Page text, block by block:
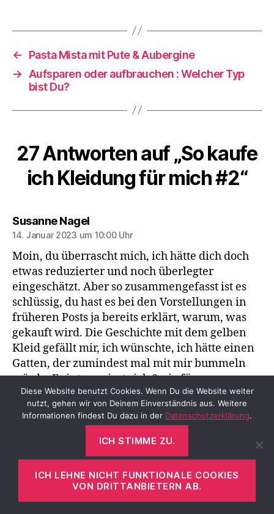
←
Pasta Mista mit Pute & Aubergine
→
Aufsparen oder aufbrauchen : Welcher Typ
bist Du?
27 Antworten auf „So kaufe
ich Kleidung für mich #2“
Susanne Nagelsagt:
14. Januar 2023 um 10:00 Uhr
Moin, du überrascht mich, ich hätte dich doch
etwas reduzierter und noch überlegter
eingeschätzt. Aber so zusammengefasst ist es
schlüssig, du hast es bei den Vorstellungen in
früheren Posts ja bereits erklärt, warum, was
gekauft wird. Die Geschichte mit dem gelben
Kleid gefällt mir, ich wünschte, ich hätte einen
Gatten, der zumindest mal mit mir bummeln
würde. Er interessiert sich 0,nix für
Shoppingerlebnisse und – ergebnisse…
Online kaufe ich ähnlich wie du, wenn ich die
Marke kenne, wenn Größe oder Preis offline
nicht zu haben sind. Ich stöbere sehr oft digital
und halte dann in den Boutiquen danach
Ausschau, dabei gucke ich mich manchmal
schon satt und kaufe dann gar nichts mehr. 😁
Insofern ist online gut für den Geldbeutel. Aber
Diese Website benutzt Cookies. Wenn Du die Website weiter
nutzt, gehen wir von Deinem Einverständnis aus. Weitere
Informationen findest Du dazu in der Datenschutzerklärung.
ICH STIMME ZU.
ICH LEHNE NICHT FUNKTIONALE COOKIES
VON DRITTANBIETERN AB.